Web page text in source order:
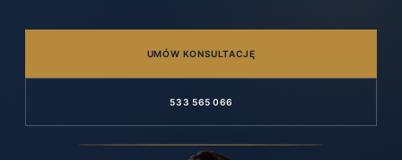
UMÓW KONSULTACJĘ
533 565 066